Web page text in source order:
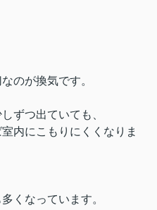
のが換気です。
ずつ出ていても、
内にこもりにくくなりま
くなっています。